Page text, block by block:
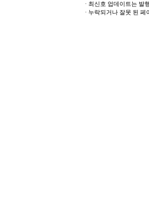
· 최신호 업데이트는 발
· 누락되거나 잘못 된